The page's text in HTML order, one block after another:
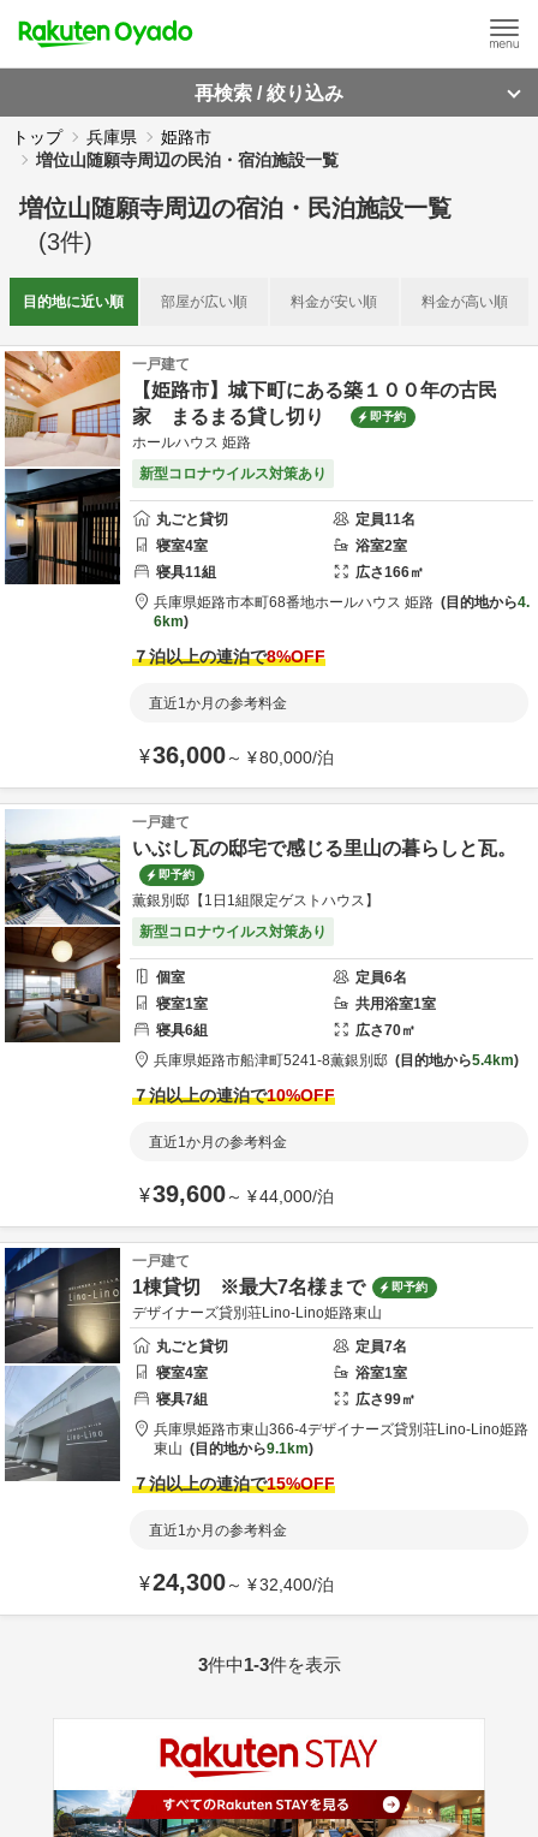
再検索 / 絞り込み
トップ 兵庫県
姫路市
増位山随願寺周辺の民泊・宿泊施設一覧
増位山随願寺周辺の宿泊・民泊施設一覧
(3件)
目的地に近い順 部屋が広い順 料金が安い順 料金が高い順
一戸建て
【姫路市】城下町にある築１００年の古民
家 まるまる貸し切り
即予約
ホールハウス 姫路
新型コロナウイルス対策あり
丸ごと貸切 定員11名
寝室4室 浴室2室
寝具11組 広さ166㎡
兵庫県姫路市本町68番地ホールハウス 姫路 目的地から4.
6km
７泊以上の連泊で8%OFF
直近1か月の参考料金
¥36,000～ ¥80,000/泊
一戸建て
いぶし瓦の邸宅で感じる里山の暮らしと瓦。
即予約
薫銀別邸【1日1組限定ゲストハウス】
新型コロナウイルス対策あり
個室 定員6名
寝室1室 共用浴室1室
寝具6組 広さ70㎡
兵庫県姫路市船津町5241-8薫銀別邸 目的地から5.4km
７泊以上の連泊で10%OFF
直近1か月の参考料金
¥39,600～ ¥44,000/泊
一戸建て
1棟貸切 ※最大7名様まで 即予約
デザイナーズ貸別荘Lino-Lino姫路東山
丸ごと貸切
定員7名
寝室4室 浴室1室
寝具7組 広さ99㎡
兵庫県姫路市東山366-4デザイナーズ貸別荘Lino-Lino姫路
東山
目的地から9.1km
７泊以上の連泊で15%OFF
直近1か月の参考料金
¥24,300～ ¥32,400/泊
3件中1-3件を表示